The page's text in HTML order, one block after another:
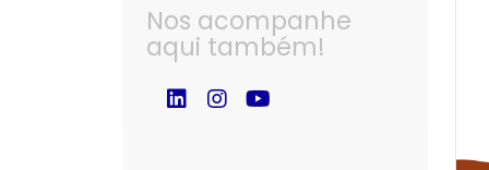
Nos acompanhe
aqui também!